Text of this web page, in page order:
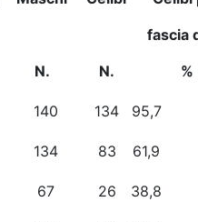
N. N.
fascia
%
140 134 95,7
134 83 61,9
67 26 38,8